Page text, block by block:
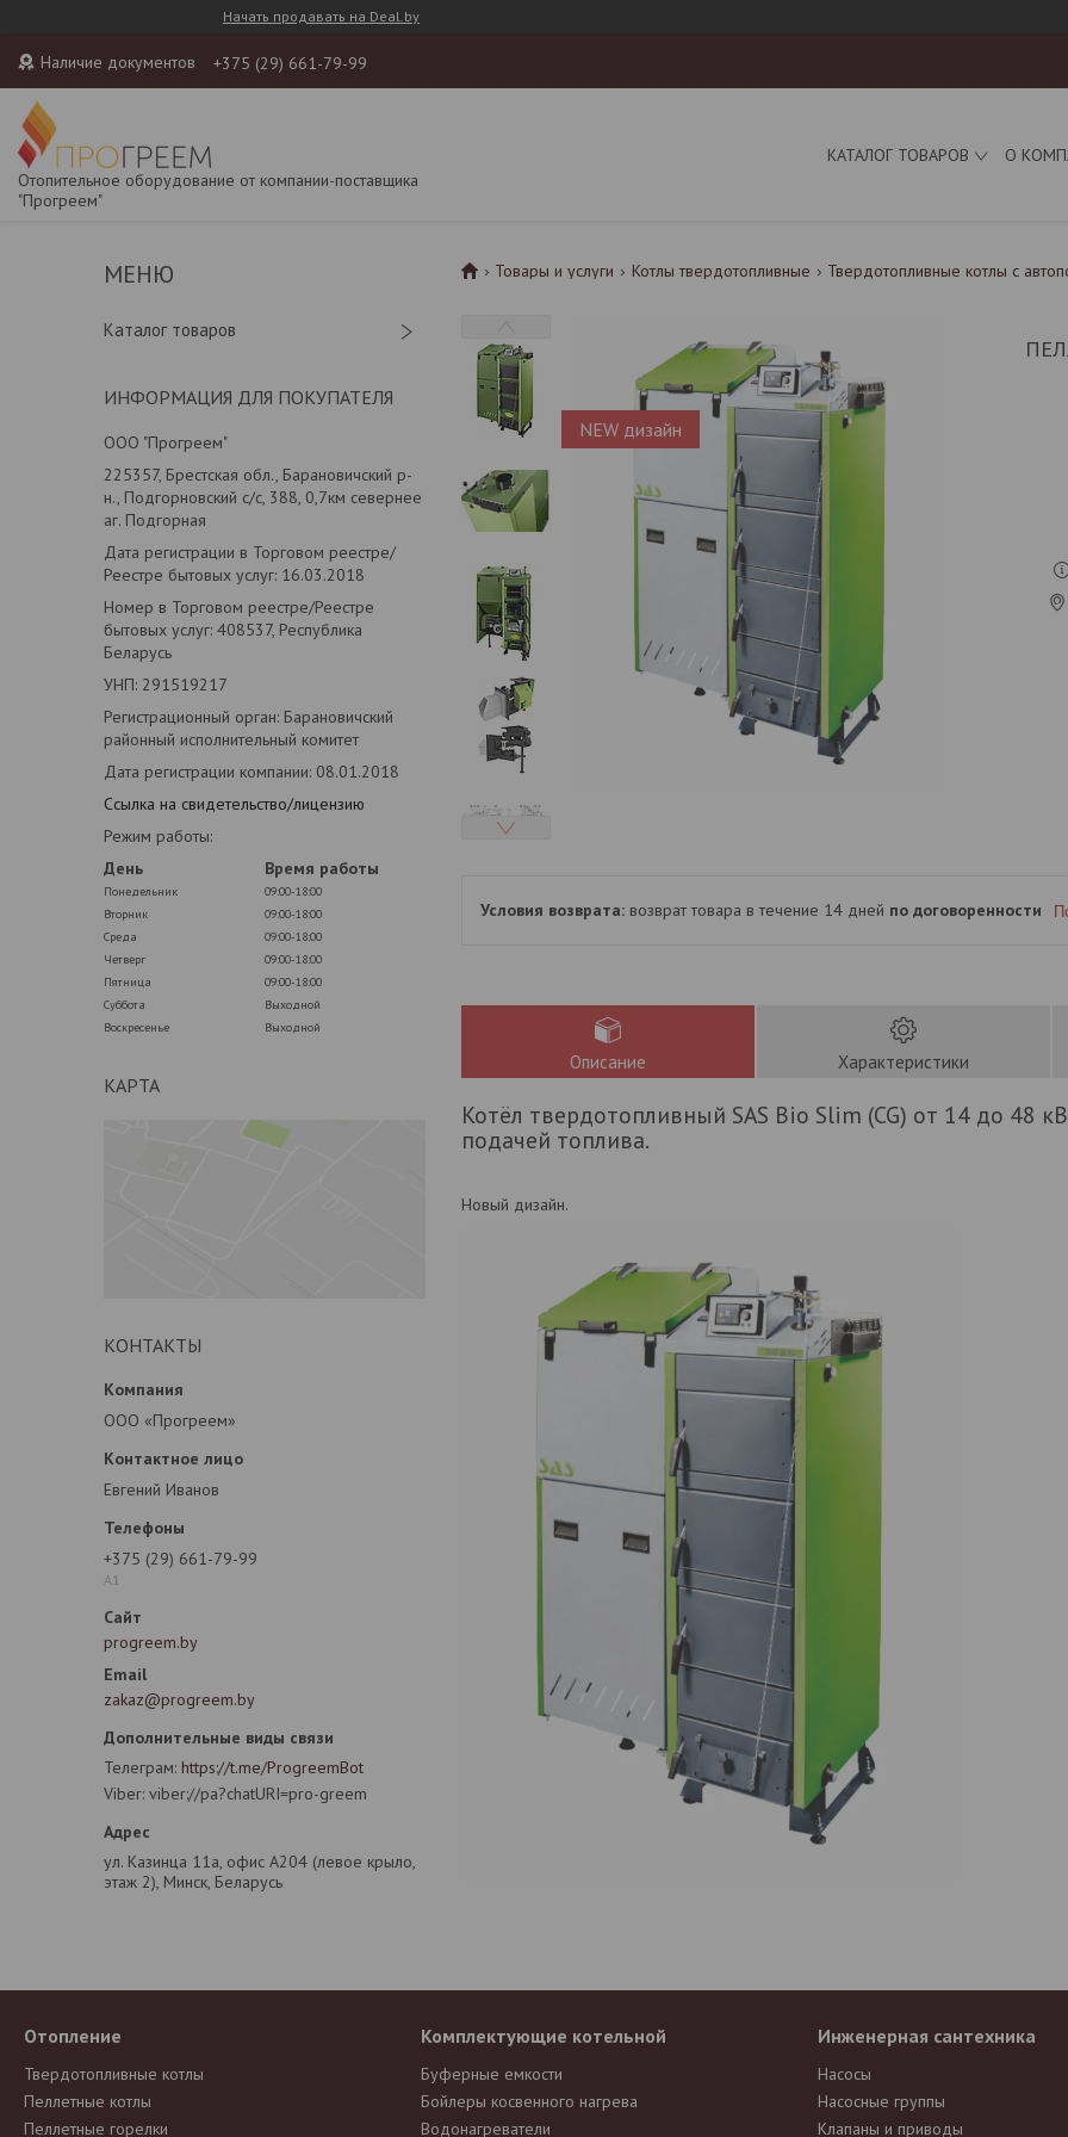
Начать продавать на Deal.by
Наличие документов +375 (29) 661-79-99
Отопительное оборудование от компании-поставщика
"Прогреем"
КАТАЛОГ ТОВАРОВ О
Каталог товаров
ИНФОРМАЦИЯ ДЛЯ ПОКУПАТЕЛЯ
ООО "Прогреем"
225357, Брестская обл., Барановичский р-
н., Подгорновский с/с, 388, 0,7км севернее
аг. Подгорная
Дата регистрации в Торговом реестре/
Реестре бытовых услуг: 16.03.2018
Номер в Торговом реестре/Реестре
бытовых услуг: 408537, Республика
Беларусь
УНП: 291519217
Регистрационный орган: Барановичский
районный исполнительный комитет
Дата регистрации компании: 08.01.2018
Ссылка на свидетельство/лицензию
Режим работы:
День
Время работы
Понедельник
09:00-18:00
Вторник
09:00-18:00
Среда
09:00-18:00
Четверг
09:00-18:00
Пятница
09:00-18:00
Суббота
Выходной
Воскресенье
Выходной
КАРТА
КОНТАКТЫ
ООО «Прогреем»
Евгений Иванов
+375 (29) 661-79-99
А1
progreem.by
zakaz@progreem.by
Телеграм https://t.me/ProgreemBot
Viber viber://pa?chatURI=pro-greem
ул. Казинца 11а, офис А204 (левое крыло,
этаж 2), Минск, Беларусь
Товары и услуги Котлы твердотопливные Твердотопливные котлы с
NEW дизайн
возврат товара в течение 14 дней по договоренности
Описание Характеристики
Котёл твердотопливный SAS Bio Slim (CG) от 14 до 48
подачей топлива.
Новый дизайн.
Отопление
Твердотопливные котлы
Пеллетные котлы
Пеллетные горелки
Комплектующие котельной
Буферные емкости
Бойлеры косвенного нагрева
Водонагреватели
Инженерная сантехника
Насосы
Насосные группы
Клапаны и приводы